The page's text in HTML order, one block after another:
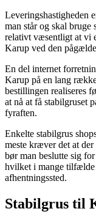
Leveringshastigheden
man står og skal bruge
relativt væsentligt at vi
Karup ved den
En del internet
Karup på en lang
bestillingen realiseres
at nå at få stabilgruset
fyraften.
Enkelte stabilgrus
meste kræver det at
bør man beslutte sig
hvilket i mange tilfælde
afhentningssted.
Stabilgrus til